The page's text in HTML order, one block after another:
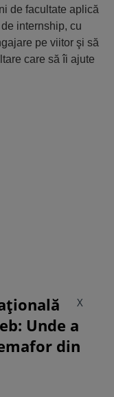
de facultate aplică
internship, cu
pe viitor şi să
care să îi ajute
X
Unde a
din